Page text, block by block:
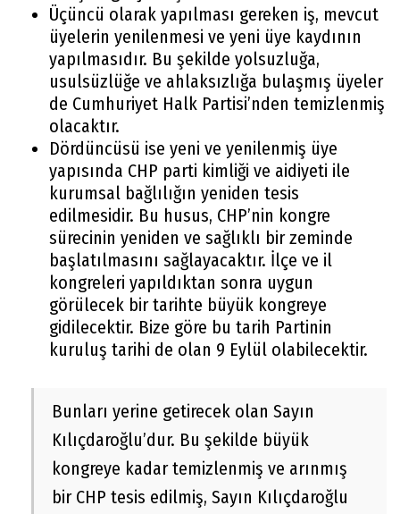
Üçüncü olarak yapılması gereken iş, mevcut
üyelerin yenilenmesi ve yeni üye kaydının
yapılmasıdır. Bu şekilde yolsuzluğa,
usulsüzlüğe ve ahlaksızlığa bulaşmış üyeler
de Cumhuriyet Halk Partisi’nden temizlenmiş
olacaktır.
Dördüncüsü ise yeni ve yenilenmiş üye
yapısında CHP parti kimliği ve aidiyeti ile
kurumsal bağlılığın yeniden tesis
edilmesidir. Bu husus, CHP’nin kongre
sürecinin yeniden ve sağlıklı bir zeminde
başlatılmasını sağlayacaktır. İlçe ve il
kongreleri yapıldıktan sonra uygun
görülecek bir tarihte büyük kongreye
gidilecektir. Bize göre bu tarih Partinin
kuruluş tarihi de olan 9 Eylül olabilecektir.
Bunları yerine getirecek olan Sayın
Kılıçdaroğlu’dur. Bu şekilde büyük
kongreye kadar temizlenmiş ve arınmış
bir CHP tesis edilmiş, Sayın Kılıçdaroğlu